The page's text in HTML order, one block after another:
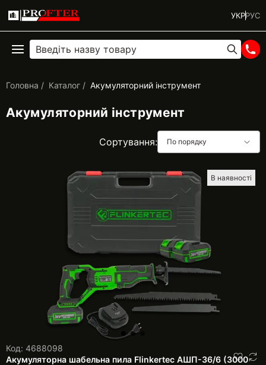
УКРРУС
Головна Каталог Акумуляторний інструмент
Акумуляторний інструмент
Сортування: По порядку
В наявності
Код: 4688098
Акумуляторна шабельна пила Flinkertec АШП-36/6 (3000